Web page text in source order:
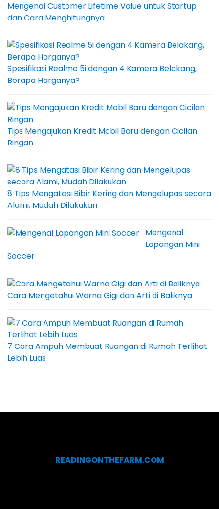
Mengenal Customer Lifetime Value untuk Startup
dan Cara Menghitungnya
Spesifikasi Realme 5i dengan 4 Kamera Belakang,
Berapa Harganya?
Tips Mengajukan Kredit Mobil Baru dengan Cicilan
Ringan
8 Tips Mengatasi Bibir Kering dan Mengelupas secara
Alami, Mudah Dilakukan
Mengenal
Lapangan Mini
Soccer
Cara Mengetahui Warna Gigi dan Arti di Baliknya
7 Cara Ampuh Membuat Ruangan di Rumah Terlihat
Lebih Luas
READINGONTHEFARM.COM